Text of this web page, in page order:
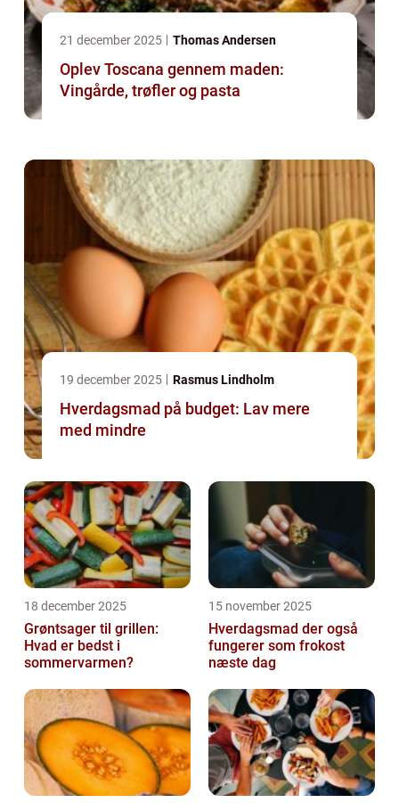
21 december 2025 Thomas Andersen
Oplev Toscana gennem maden:
Vingårde, trøfler og pasta
19 december 2025 Rasmus Lindholm
Hverdagsmad på budget: Lav mere
med mindre
18 december 2025
Grøntsager til grillen:
Hvad er bedst i
sommervarmen?
15 november 2025
Hverdagsmad der også
fungerer som frokost
næste dag